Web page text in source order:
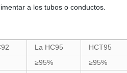
a los tubos o conductos.
La HC95 HCT95
≥95% ≥95%